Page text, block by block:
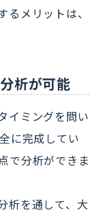
メリットは、
析が可能
イミングを問い
に完成してい
で分析ができま
析を通して、大